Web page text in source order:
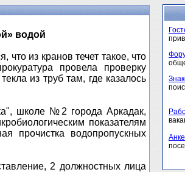
водой
из кранов течет такое, что
провела проверку
из труб там, где казалось
школе №2 города Аркадак,
показателям
прочистка водопропускных
2 должностных лица